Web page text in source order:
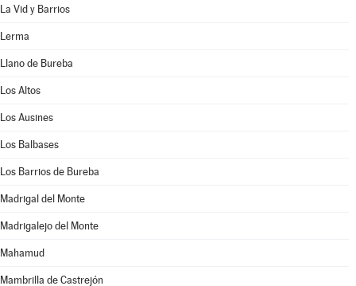
La Vid y Barrios
Lerma
Llano de Bureba
Los Altos
Los Ausines
Los Balbases
Los Barrios de Bureba
Madrigal del Monte
Madrigalejo del Monte
Mahamud
Mambrilla de Castrejón